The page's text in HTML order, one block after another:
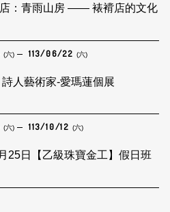
：青雨山房 —— 裱褙店的文化
(六) 113/06/22 (六)
人藝術家-愛瑪蓮個展
(六) 113/10/12 (六)
25日【乙級珠寶金工】假日班